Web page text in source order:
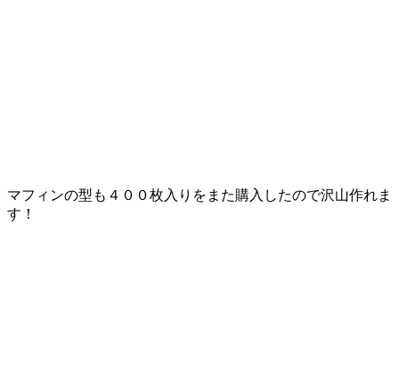
マフィンの型も４００枚入りをまた購入したので沢山作れま
す！